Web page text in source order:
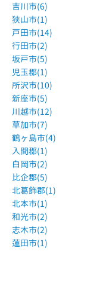
吉川市(6)
狭山市(1)
戸田市(14)
行田市(2)
坂戸市(5)
児玉郡(1)
所沢市(10)
新座市(5)
川越市(12)
草加市(7)
鶴ヶ島市(4)
入間郡(1)
白岡市(2)
比企郡(5)
北葛飾郡(1)
北本市(1)
和光市(2)
志木市(2)
蓮田市(1)